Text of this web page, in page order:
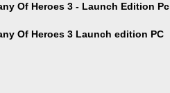
Of Heroes 3 - Launch Edition Pc
Of Heroes 3 Launch edition PC